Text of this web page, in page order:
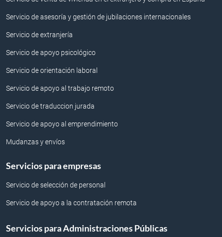
Servicio de asesoría y gestión de jubilaciones internacionales
Servicio de extranjería
Servicio de apoyo psicológico
Servicio de orientación laboral
Servicio de apoyo al trabajo remoto
Servicio de traduccion jurada
Servicio de apoyo al emprendimiento
Mudanzas y envíos
Servicios para empresas
Servicio de selección de personal
Servicio de apoyo a la contratación remota
Servicios para Administraciones Públicas